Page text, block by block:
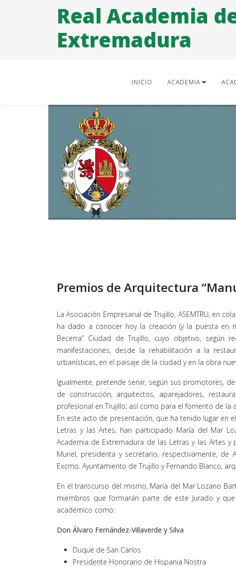
Real Academia
Extremadura
INICIO ACADEMIA
Premios de Arquitectura
La Asociación Empresarial de Trujillo, ASEMTRU, en
ha dado a conocer hoy la creación (y la puesta en
Becerra” Ciudad de Trujillo, cuyo objetivo,
manifestaciones, desde la rehabilitación a la
urbanísticas, en el paisaje de la ciudad y en la obra
Igualmente, pretende servir, según sus promotores,
de construcción, arquitectos, aparejadores,
profesional en Trujillo; así como para el fomento de la
En este acto de presentación, que ha tenido lugar en
Letras y las Artes, han participado María del Mar
Academia de Extremadura de las Letras y las Artes y
Muriel, presidenta y secretario, respectivamente, de
Excmo. Ayuntamiento de Trujillo y Fernando Blanco,
En el transcurso del mismo, María del Mar Lozano
miembros que formarán parte de este Jurado y
académico como:
Don Álvaro Fernández-Villaverde y Silva
Duque de San Carlos
Presidente Honorario de Hispania Nostra